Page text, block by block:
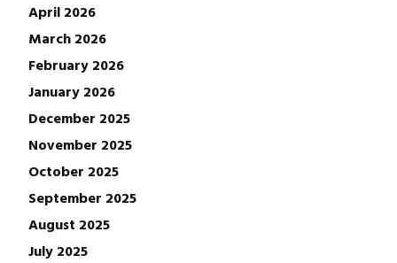
April 2026
March 2026
February 2026
January 2026
December 2025
November 2025
October 2025
September 2025
August 2025
July 2025